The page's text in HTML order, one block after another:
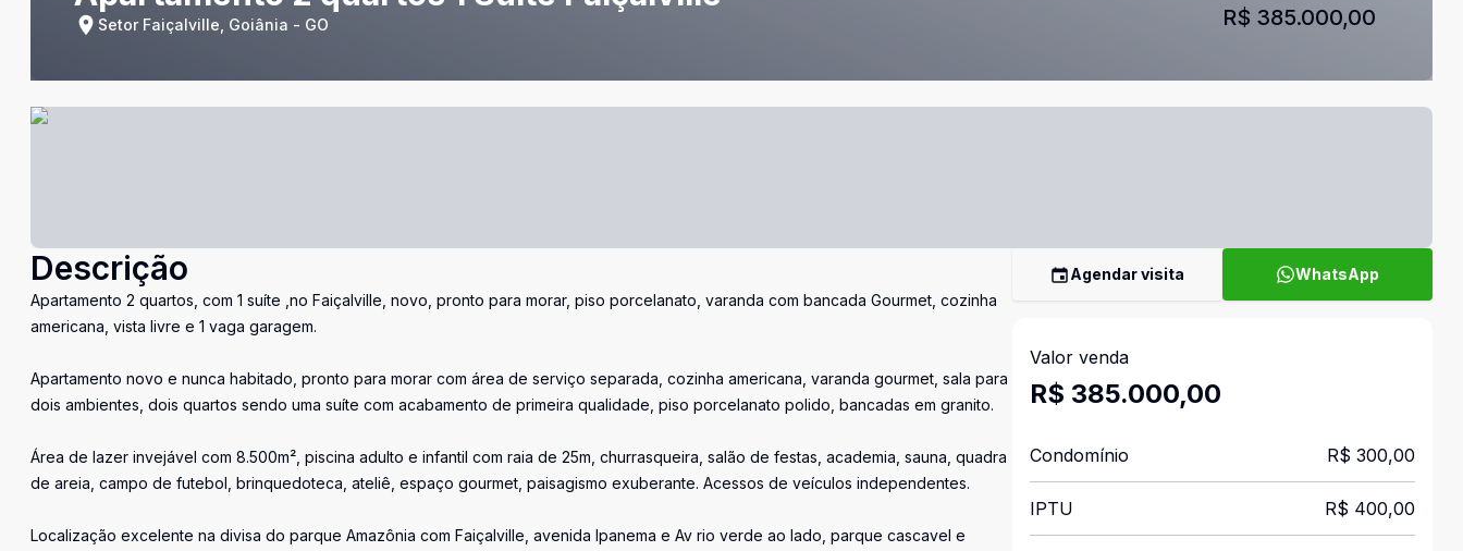
Setor Faiçalville, Goiânia - GO R$ 385.000,00
Descrição
Apartamento 2 quartos, com 1 suíte ,no Faiçalville, novo, pronto para morar, piso porcelanato, varanda com bancada Gourmet, cozinha
americana, vista livre e 1 vaga garagem.
Apartamento novo e nunca habitado, pronto para morar com área de serviço separada, cozinha americana, varanda gourmet, sala para
dois ambientes, dois quartos sendo uma suíte com acabamento de primeira qualidade, piso porcelanato polido, bancadas em granito.
Área de lazer invejável com 8.500m², piscina adulto e infantil com raia de 25m, churrasqueira, salão de festas, academia, sauna, quadra
de areia, campo de futebol, brinquedoteca, ateliê, espaço gourmet, paisagismo exuberante. Acessos de veículos independentes.
Localização excelente na divisa do parque Amazônia com Faiçalville, avenida Ipanema e Av rio verde ao lado, parque cascavel e
Agendar visita WhatsApp
Valor venda
R$ 385.000,00
Condomínio R$ 300,00
IPTU R$ 400,00